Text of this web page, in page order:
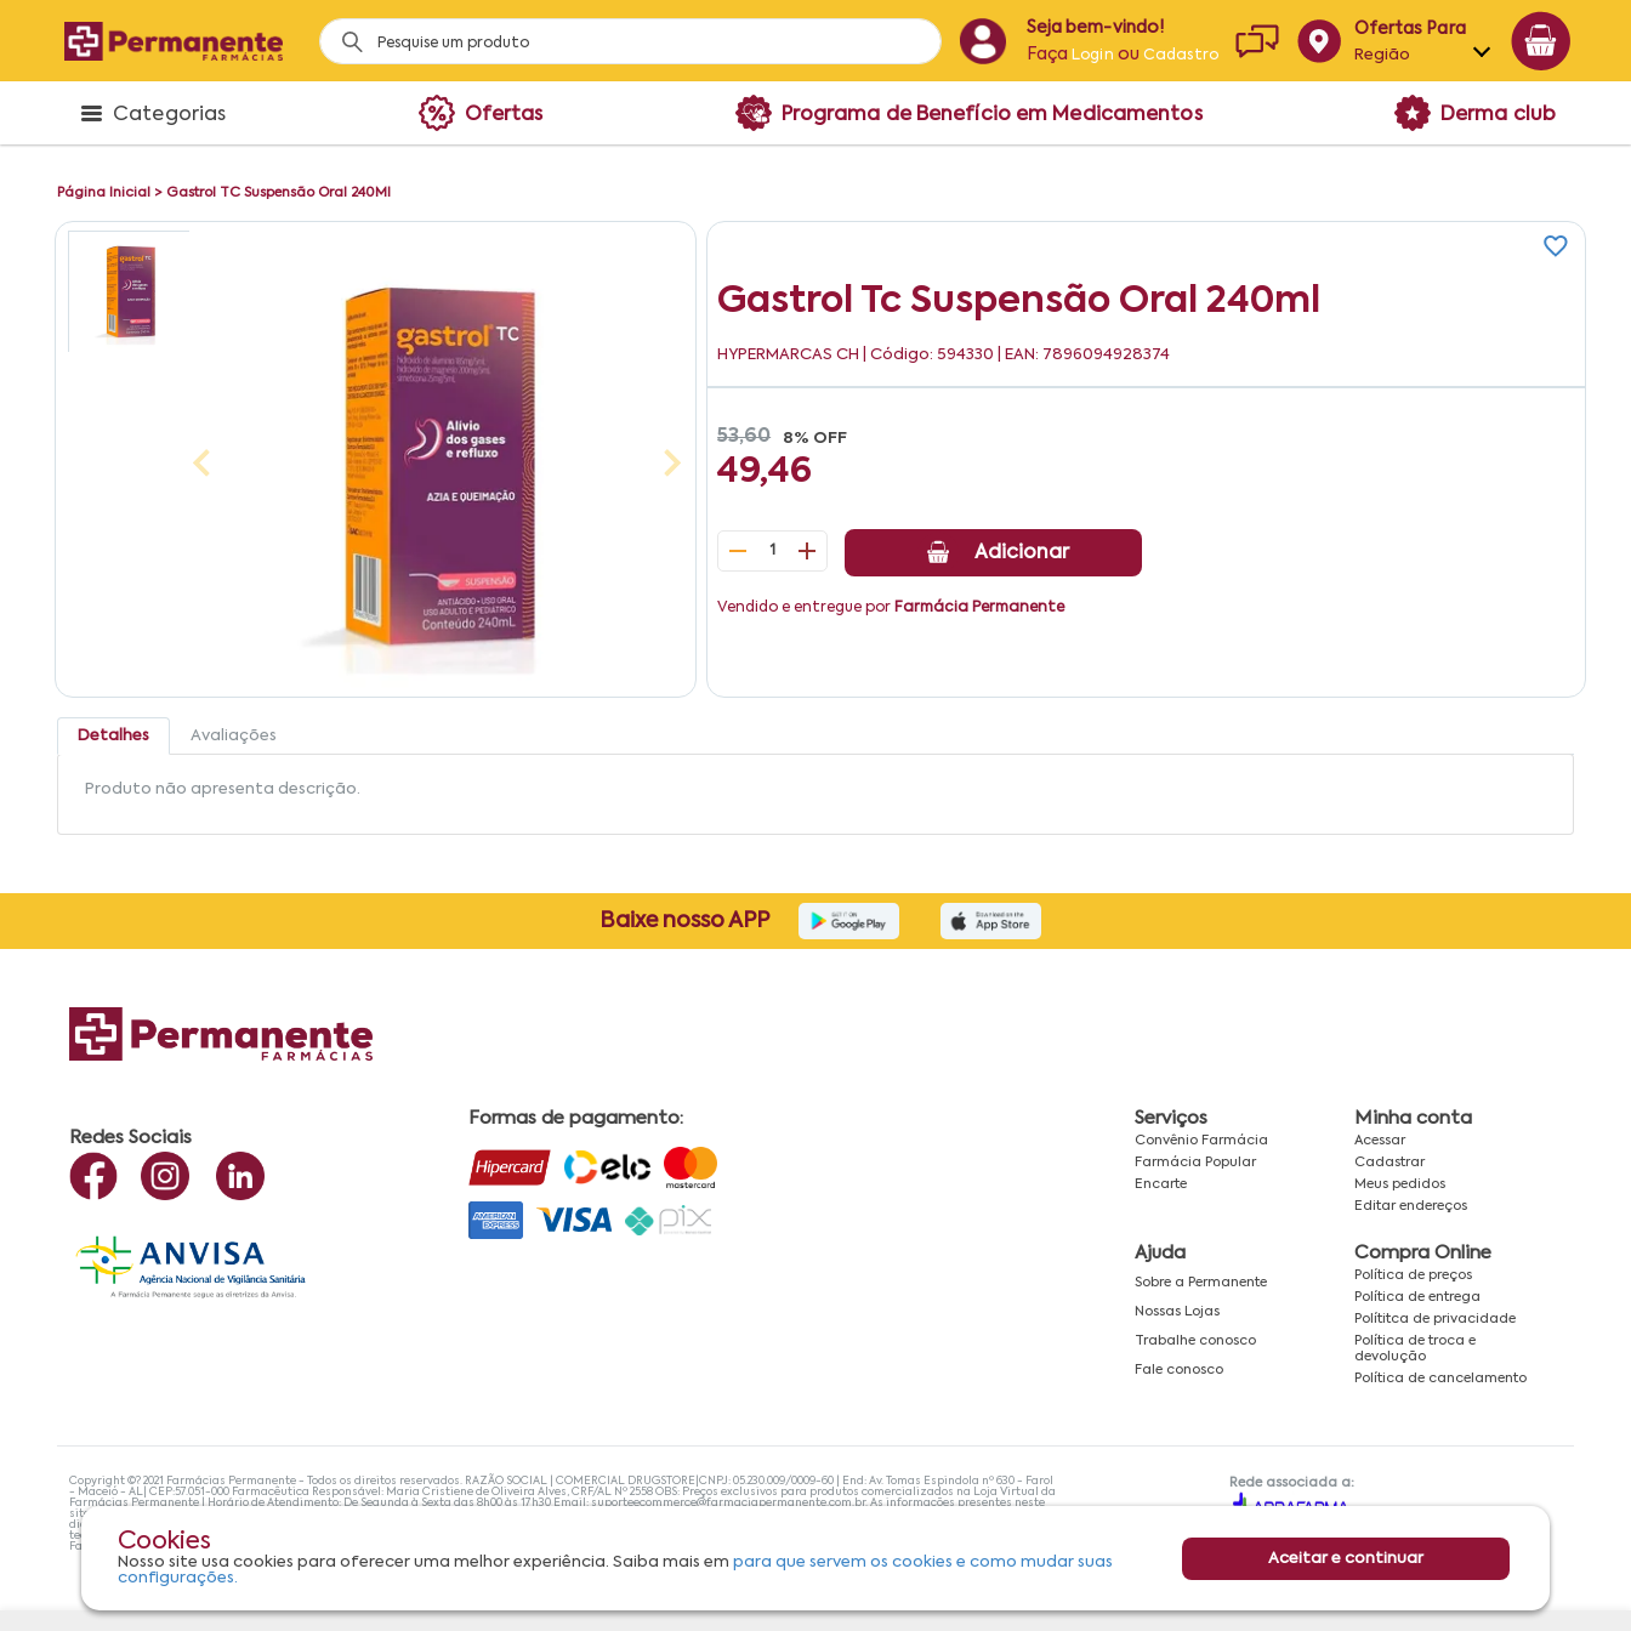
Seja bem-vindo!
Faça Login ouCadastro
Ofertas Para
Região
Alagoas
Categorias Ofertas Programa de Benefício em Medicamentos Derma club
Página Inicial > Gastrol TC Suspensão Oral 240Ml
Gastrol Tc Suspensão Oral 240ml
HYPERMARCAS CH | Código: 594330 | EAN: 7896094928374
53,60 8% OFF
49,46
1 Adicionar
Vendido e entregue por Farmácia Permanente
Detalhes Avaliações
Produto não apresenta descrição.
Cookies
Nosso site usa cookies para oferecer uma melhor experiência. Saiba mais empara que servem os cookies e como mudar suas
configurações.
Aceitar e continuar
Baixe nosso APP
Redes Sociais
Formas de pagamento: Serviços
Convênio Farmácia
Farmácia Popular
Encarte
Minha conta
Acessar
Cadastrar
Meus pedidos
Editar endereços
Ajuda
Sobre a Permanente
Nossas Lojas
Trabalhe conosco
Fale conosco
Compra Online
Política de preços
Política de entrega
Polítitca de privacidade
Política de troca e
devolução
Política de cancelamento
Copyright ©? 2021 Farmácias Permanente - Todos os direitos reservados. RAZÃO SOCIAL | COMERCIAL DRUGSTORE|CNPJ: 05.230.009/0009-60 | End: Av. Tomas Espindola nº 630 - Farol
- Maceió - AL| CEP:57.051-000 Farmacêutica Responsável: Maria Cristiene de Oliveira Alves, CRF/AL Nº 2558 OBS: Preços exclusivos para produtos comercializados na Loja Virtual da
Farmácias Permanente | Horário de Atendimento: De Segunda à Sexta das 8h00 às 17h30 Email: suporteecommerce@farmaciapermanente.com.br. As informações presentes neste
site não devem ser utilizadas para automedicação e, de forma alguma, substituem as orientações de um profissional da área médica. Apenas o médico está capacitado para
diagnosticar problemas de saúde e prescrever o tratamento adequado. Se os sintomas persistirem, um médico deve ser consultado. A Farmácia Permanente trabalha com as
tecnologias mais avançadas de proteção de dados, para que você possa realizar suas compras com tranquilidade. A privacidade e a segurança dos clientes são compromissos da
Farmácias Permanente. Todos os pedidos efetuados estão sujeitos à confirmação da disponibilidade de produto em nosso estoque.
Rede associada a: